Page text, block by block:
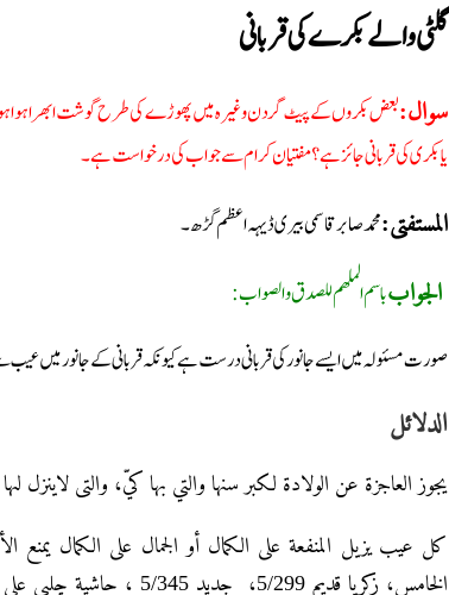
گلٹی والے بکرے کی قربانی
سوال:بعض بکروں کے پیٹ گردن وغیرہ میں پھوڑے کی طرح گوشت ابھرا ہوا
یا بکری کی قربانی جائز ہے؟ مفتیان کرام سے جواب کی درخواست ہے۔
المستفتی:محمد صابر قاسمی بیری ڈیہہ اعظم گڑھ۔
الجوابباسم الملھم للصدق والصواب:
صورت مسئولہ میں ایسے جانور کی قربانی درست ہے کیونکہ قربانی کے جانور میں
الدلائل
یجوز العاجزة عن الولادة لکبر سنہا والتي بہا کيّ، والتی لاینزل لہا لبن من
کل عیب یزیل المنفعة علی الکمال أو الجمال علی الکمال یمنع